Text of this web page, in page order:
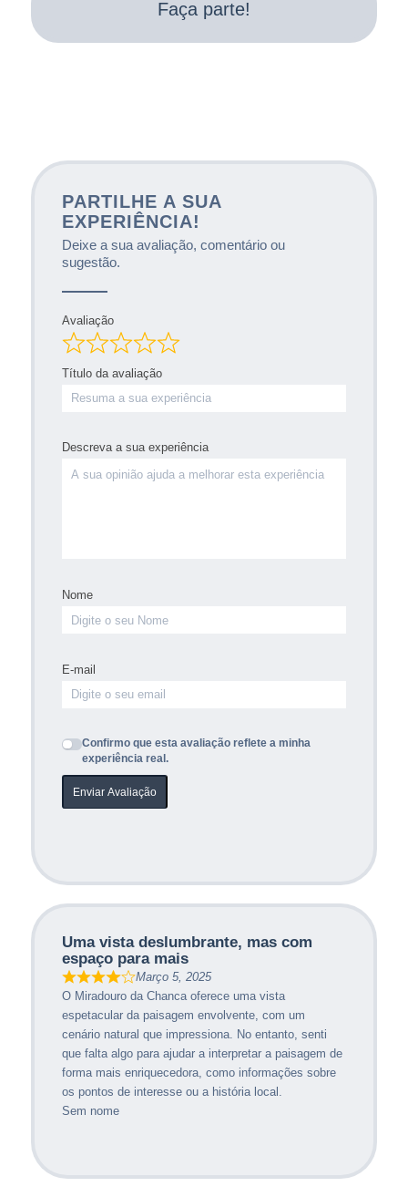
Faça parte!
PARTILHE A SUA
EXPERIÊNCIA!
Deixe a sua avaliação, comentário ou
sugestão.
Avaliação
Título da avaliação
Descreva a sua experiência
Nome
E-mail
Confirmo que esta avaliação reflete a minha
experiência real.
Enviar Avaliação
Uma vista deslumbrante, mas com
espaço para mais
Março 5, 2025
O Miradouro da Chanca oferece uma vista
espetacular da paisagem envolvente, com um
cenário natural que impressiona. No entanto, senti
que falta algo para ajudar a interpretar a paisagem de
forma mais enriquecedora, como informações sobre
os pontos de interesse ou a história local.
Sem nome